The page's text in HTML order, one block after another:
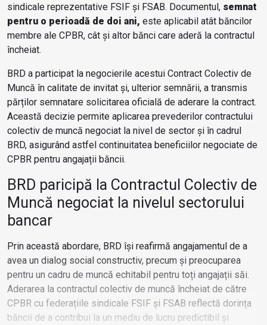
sindicale reprezentative FSIF și FSAB. Documentul, semnat
pentru o perioadă de doi ani, este aplicabil atât băncilor
membre ale CPBR, cât și altor bănci care aderă la contractul
încheiat.
BRD a participat la negocierile acestui Contract Colectiv de
Muncă în calitate de invitat și, ulterior semnării, a transmis
părților semnatare solicitarea oficială de aderare la contract.
Această decizie permite aplicarea prevederilor contractului
colectiv de muncă negociat la nivel de sector și în cadrul
BRD, asigurând astfel continuitatea beneficiilor negociate de
CPBR pentru angajații băncii.
BRD paricipă la Contractul Colectiv de
Muncă negociat la nivelul sectorului
bancar
Prin această abordare, BRD își reafirmă angajamentul de a
avea un dialog social constructiv, precum și preocuparea
pentru un cadru de muncă echitabil pentru toți angajații săi.
Aderarea la contractul colectiv de muncă încheiat de către
CPBR cu federațiile sindicale FSIF și FSAB reflectă dorința
băncii de a contribui la un mediu de lucru predictibil și